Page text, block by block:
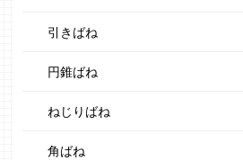
引きばね
円錐ばね
ねじりばね
角ばね